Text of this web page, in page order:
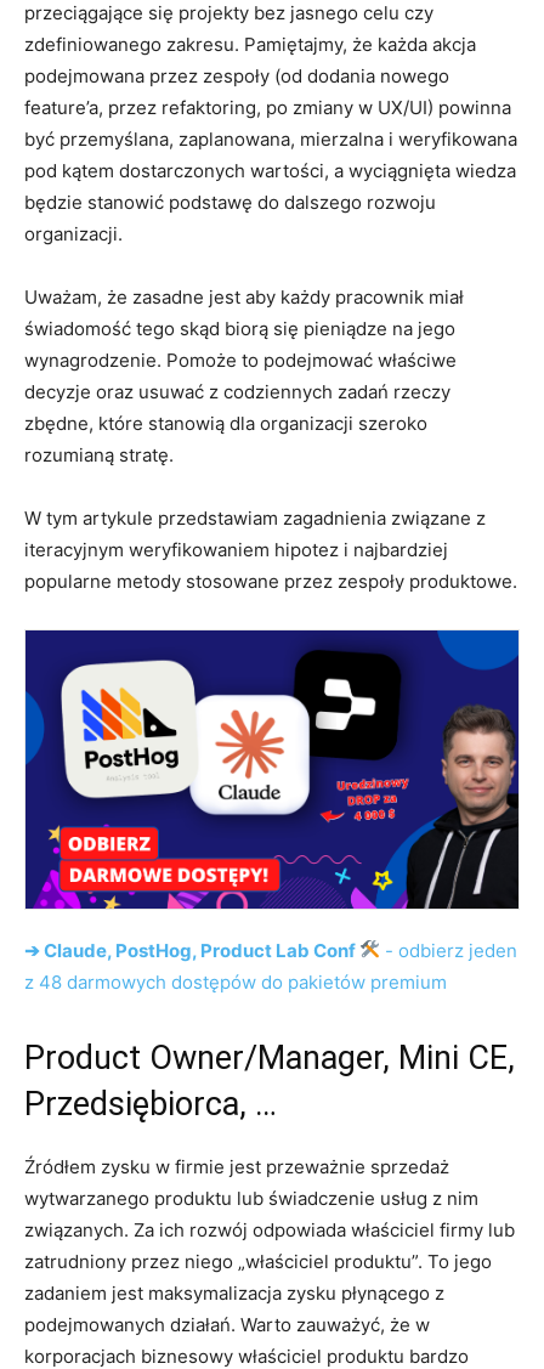
przeciągające się projekty bez jasnego celu czy
zdefiniowanego zakresu. Pamiętajmy, że każda akcja
podejmowana przez zespoły (od dodania nowego
feature’a, przez refaktoring, po zmiany w UX/UI) powinna
być przemyślana, zaplanowana, mierzalna i weryfikowana
pod kątem dostarczonych wartości, a wyciągnięta wiedza
będzie stanowić podstawę do dalszego rozwoju
organizacji.
Uważam, że zasadne jest aby każdy pracownik miał
świadomość tego skąd biorą się pieniądze na jego
wynagrodzenie. Pomoże to podejmować właściwe
decyzje oraz usuwać z codziennych zadań rzeczy
zbędne, które stanowią dla organizacji szeroko
rozumianą stratę.
W tym artykule przedstawiam zagadnienia związane z
iteracyjnym weryfikowaniem hipotez i najbardziej
popularne metody stosowane przez zespoły produktowe.
➔ Claude, PostHog, Product Lab Conf
- odbierz jeden
z 48 darmowych dostępów do pakietów premium
Product Owner/Manager, Mini CE,
Przedsiębiorca, …
Źródłem zysku w firmie jest przeważnie sprzedaż
wytwarzanego produktu lub świadczenie usług z nim
związanych. Za ich rozwój odpowiada właściciel firmy lub
zatrudniony przez niego „właściciel produktu”. To jego
zadaniem jest maksymalizacja zysku płynącego z
podejmowanych działań. Warto zauważyć, że w
korporacjach biznesowy właściciel produktu bardzo